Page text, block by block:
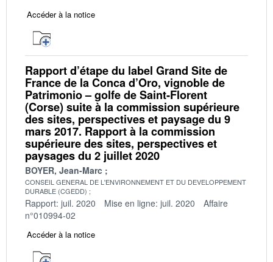
Accéder à la notice
Rapport d’étape du label Grand Site de
France de la Conca d’Oro, vignoble de
Patrimonio – golfe de Saint‐Florent
(Corse) suite à la commission supérieure
des sites, perspectives et paysage du 9
mars 2017. Rapport à la commission
supérieure des sites, perspectives et
paysages du 2 juillet 2020
BOYER, Jean-Marc
CONSEIL GENERAL DE L'ENVIRONNEMENT ET DU DEVELOPPEMENT
DURABLE (CGEDD)
Rapport: juil. 2020 Mise en ligne: juil. 2020
Affaire
n°010994-02
Accéder à la notice